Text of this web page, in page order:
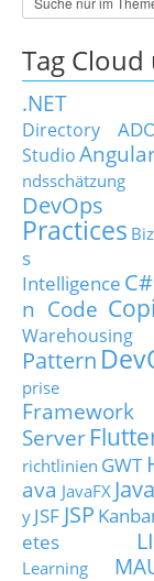
Tag
.NET
Directory
Studio
ndsschätzung
DevOps
Practices
s
Intelligence C#
n Code
Warehousing
Pattern
prise
Framework
Server
richtlinien GWT
ava JavaFX
y JSF JSP
etes
Learning